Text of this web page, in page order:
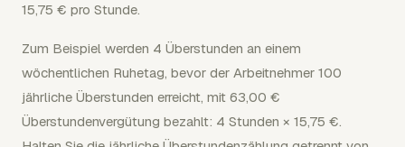
15,75 € pro Stunde.
Zum Beispiel werden 4 Überstunden an einem
wöchentlichen Ruhetag, bevor der Arbeitnehmer 100
jährliche Überstunden erreicht, mit 63,00 €
Überstundenvergütung bezahlt: 4 Stunden × 15,75 €.